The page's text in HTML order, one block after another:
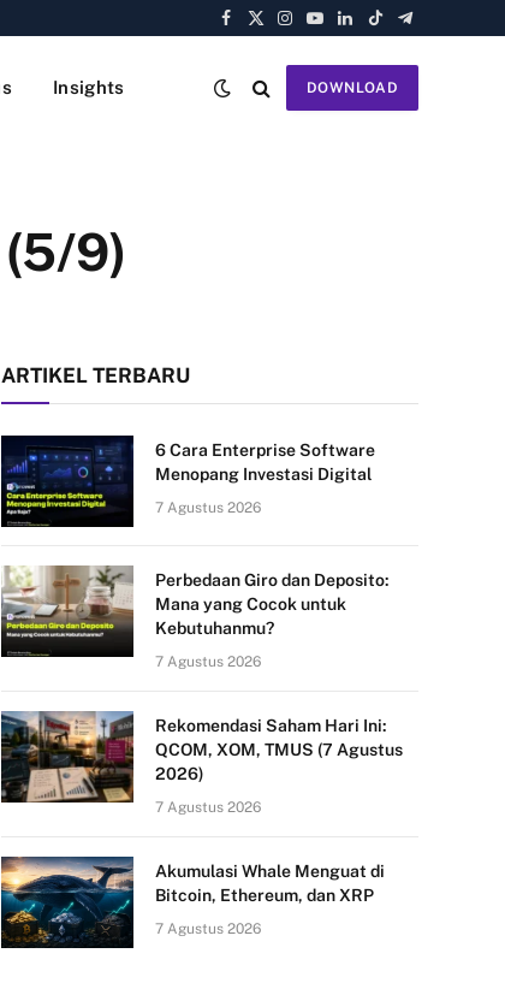
Facebook
X
Instagram
YouTube
LinkedIn
TikTokTelegram
Insights DOWNLOAD
9)
ARTIKEL TERBARU
6 Cara Enterprise Software
Menopang Investasi Digital
7 Agustus 2026
Perbedaan Giro dan Deposito:
Mana yang Cocok untuk
Kebutuhanmu?
7 Agustus 2026
Rekomendasi Saham Hari Ini:
QCOM, XOM, TMUS (7 Agustus
2026)
7 Agustus 2026
Akumulasi Whale Menguat di
Bitcoin, Ethereum, dan XRP
7 Agustus 2026